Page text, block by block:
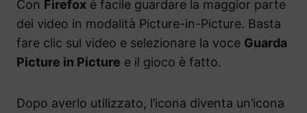
Con Firefox è facile guardare la maggior parte
dei video in modalità Picture-in-Picture. Basta
fare clic sul video e selezionare la voce Guarda
Picture in Picture e il gioco è fatto.
Dopo averlo utilizzato, l’icona diventa un’icona